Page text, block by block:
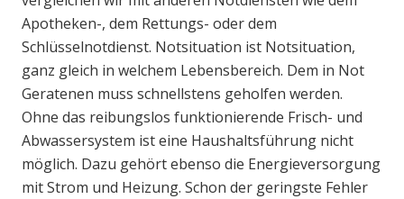
Apotheken-, dem Rettungs- oder dem
Schlüsselnotdienst. Notsituation ist Notsituation,
ganz gleich in welchem Lebensbereich. Dem in Not
Geratenen muss schnellstens geholfen werden.
Ohne das reibungslos funktionierende Frisch- und
Abwassersystem ist eine Haushaltsführung nicht
möglich. Dazu gehört ebenso die Energieversorgung
mit Strom und Heizung. Schon der geringste Fehler